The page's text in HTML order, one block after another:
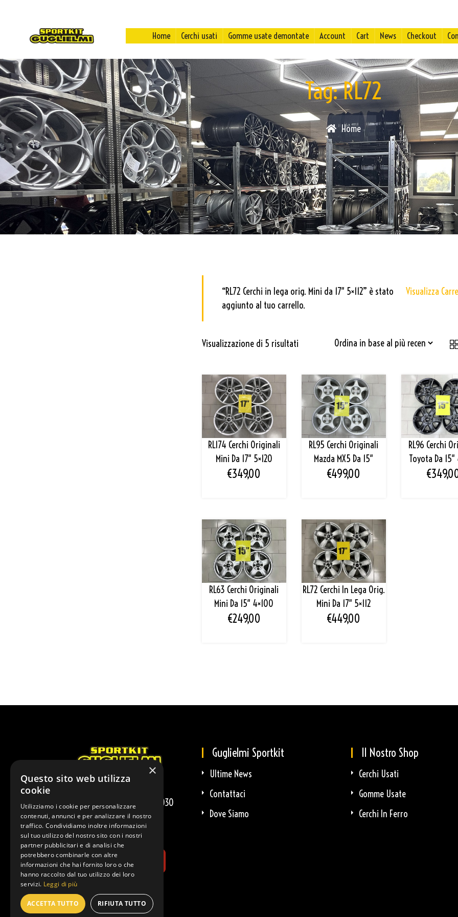
Home Cerchi usati Gomme usate demontate Account Cart News Checkout
Tag:RL72
Home
Visualizza
“RL72 Cerchi in lega orig. Mini da 17″ 5×112” è stato
aggiunto al tuo carrello.
Visualizzazione di 5 risultati
RL174 Cerchi Originali
Mini Da 17″ 5×120
€349,00
RL95 Cerchi Originali
Mazda MX5 Da 15″
€499,00
RL96 Cerchi
Toyota Da
€
RL63 Cerchi Originali
Mini Da 15″ 4×100
€249,00
RL72 Cerchi In Lega Orig.
Mini Da 17″ 5×112
€449,00
Via Leonardo Da Vinci 2 - 36030
Costabissara (VI)
Guglielmi Sportkit
Ultime News
Contattaci
Dove Siamo
Il Nostro Shop
Cerchi Usati
Gomme Usate
Cerchi In Ferro
×
Questo sito web utilizza
cookie
Utilizziamo i cookie per personalizzare
contenuti, annunci e per analizzare il nostro
traffico. Condividiamo inoltre informazioni
sul tuo utilizzo del nostro sito con i nostri
partner pubblicitari e di analisi che
potrebbero combinarle con altre
informazioni che hai fornito loro o che
hanno raccolto dal tuo utilizzo dei loro
servizi. Leggi di più
ACCETTA TUTTO RIFIUTA TUTTO